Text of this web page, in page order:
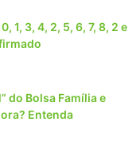
1, 3, 4, 2, 5, 6, 7, 8, 2 e
do Bolsa Família e
Entenda